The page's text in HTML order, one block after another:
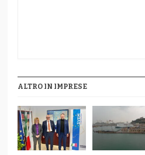
ALTRO IN IMPRESE